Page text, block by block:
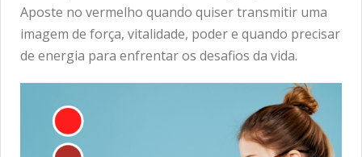
Aposte no vermelho quando quiser transmitir uma
imagem de força, vitalidade, poder e quando precisar
de energia para enfrentar os desafios da vida.